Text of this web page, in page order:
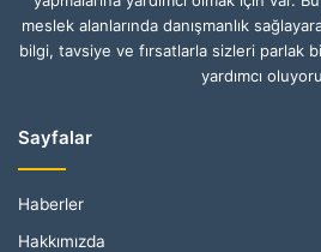
meslek alanlarında danışmanlık
bilgi, tavsiye ve fırsatlarla sizleri parlak
yardımcı
Sayfalar
Haberler
Hakkımızda